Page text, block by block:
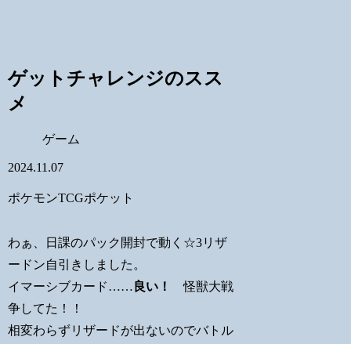
ゲットチャレンジのスス
メ
ゲーム
2024.11.07
ポケモンTCGポケット
わぁ、日課のパック開封で動く☆3リザ
ードン自引きしました。
イマーシブカード…… 良い！
怪獣大戦
争してた！！
相変わらずリザードが出ないのでバトル